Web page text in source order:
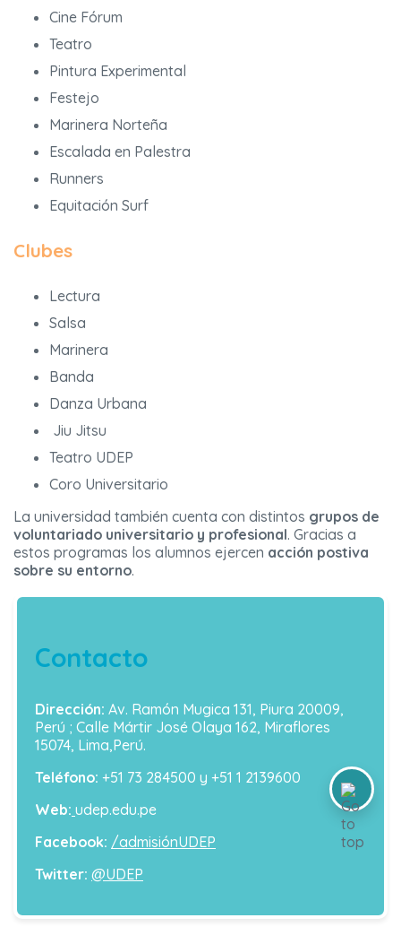
Cine Fórum
Teatro
Pintura Experimental
Festejo
Marinera Norteña
Escalada en Palestra
Runners
Equitación Surf
Clubes
Lectura
Salsa
Marinera
Banda
Danza Urbana
Jiu Jitsu
Teatro UDEP
Coro Universitario
La universidad también cuenta con distintos grupos de
voluntariado universitario y profesional. Gracias a
estos programas los alumnos ejercen acción postiva
sobre su entorno.
Contacto
Dirección: Av. Ramón Mugica 131, Piura 20009,
Perú ; Calle Mártir José Olaya 162, Miraflores
15074, Lima,Perú.
Teléfono: +51 73 284500 y +51 1 2139600
Web: udep.edu.pe
Facebook: /admisiónUDEP
Twitter: @UDEP